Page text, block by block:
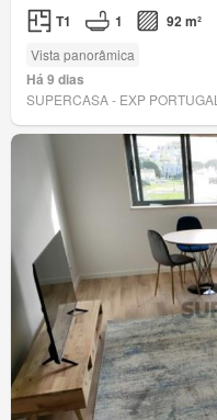
T1 1 92 m²
Vista panorâmica
Há 9 dias
SUPERCASA - EXP PORTUGAL